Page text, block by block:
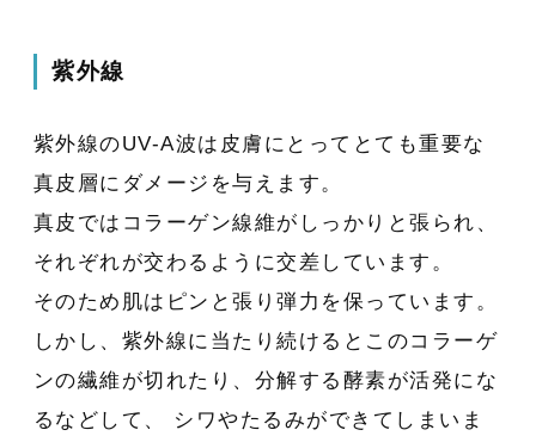
紫外線
紫外線のUV-A波は皮膚にとってとても重要な
真皮層にダメージを与えます。
真皮ではコラーゲン線維がしっかりと張られ、
それぞれが交わるように交差しています。
そのため肌はピンと張り弾力を保っています。
しかし、紫外線に当たり続けるとこのコラーゲ
ンの繊維が切れたり、分解する酵素が活発にな
るなどして、 シワやたるみができてしまいま